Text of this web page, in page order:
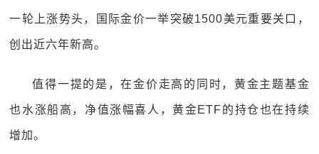
一轮上涨势头，国际金价一举突破1500美元重要关口，
创出近六年新高。
值得一提的是，在金价走高的同时，黄金主题基金
也水涨船高，净值涨幅喜人，黄金ETF的持仓也在持续
增加。